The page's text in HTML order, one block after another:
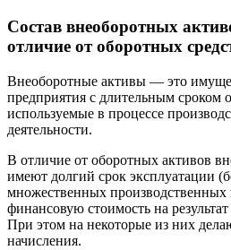
Состав внеоборотных
отличие от оборотных
Внеоборотные активы — это
предприятия с длительным сроком
используемые в процессе
деятельности.
В отличие от оборотных активов
имеют долгий срок эксплуатации
множественных производственных
финансовую стоимость на
При этом на некоторые из них
начисления.